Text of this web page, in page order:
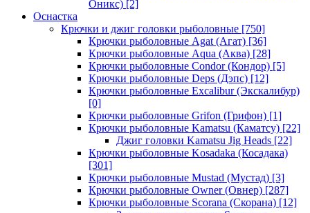
Оникс) [2]
Оснастка
Крючки и джиг головки рыболовные [750]
Крючки рыболовные Agat (Агат) [36]
Крючки рыболовные Aqua (Аква) [28]
Крючки рыболовные Condor (Кондор) [5]
Крючки рыболовные Deps (Дэпс) [12]
Крючки рыболовные Excalibur (Экскалибур)
[0]
Крючки рыболовные Grifon (Грифон) [1]
Крючки рыболовные Kamatsu (Каматсу) [22]
Джиг головки Kamatsu Jig Heads [22]
Крючки рыболовные Kosadaka (Косадака)
[301]
Крючки рыболовные Mustad (Мустад) [3]
Крючки рыболовные Owner (Овнер) [287]
Крючки рыболовные Scorana (Скорана) [12]